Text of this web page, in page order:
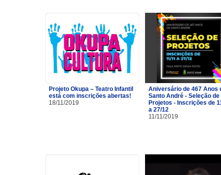
Projeto Okupa – Teatro Infantil
está com inscrições abertas!
18/11/2019
Aniversário de 467 Anos
Santo André - Seleção de
Projetos - Inscrições de
a 27/12
11/11/2019